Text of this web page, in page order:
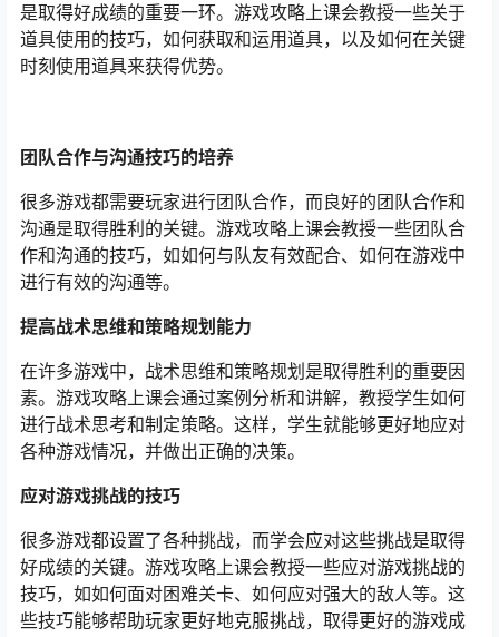
是取得好成绩的重要一环。游戏攻略上课会教授一些关于
道具使用的技巧，如何获取和运用道具，以及如何在关键
时刻使用道具来获得优势。
团队合作与沟通技巧的培养
很多游戏都需要玩家进行团队合作，而良好的团队合作和
沟通是取得胜利的关键。游戏攻略上课会教授一些团队合
作和沟通的技巧，如如何与队友有效配合、如何在游戏中
进行有效的沟通等。
提高战术思维和策略规划能力
在许多游戏中，战术思维和策略规划是取得胜利的重要因
素。游戏攻略上课会通过案例分析和讲解，教授学生如何
进行战术思考和制定策略。这样，学生就能够更好地应对
各种游戏情况，并做出正确的决策。
应对游戏挑战的技巧
很多游戏都设置了各种挑战，而学会应对这些挑战是取得
好成绩的关键。游戏攻略上课会教授一些应对游戏挑战的
技巧，如如何面对困难关卡、如何应对强大的敌人等。这
些技巧能够帮助玩家更好地克服挑战，取得更好的游戏成